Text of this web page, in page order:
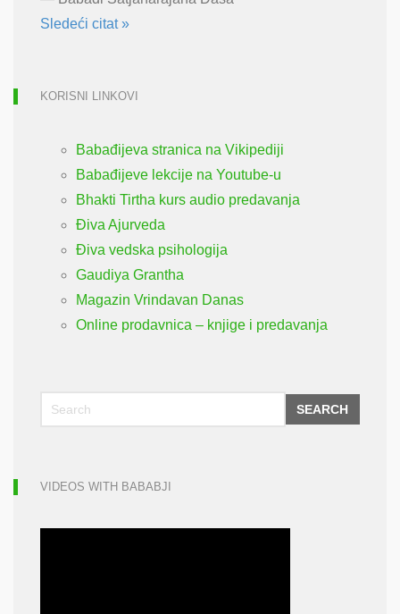
Sledeći citat »
KORISNI LINKOVI
Babađijeva stranica na Vikipediji
Babađijeve lekcije na Youtube-u
Bhakti Tirtha kurs audio predavanja
Điva Ajurveda
Điva vedska psihologija
Gaudiya Grantha
Magazin Vrindavan Danas
Online prodavnica – knjige i predavanja
SEARCH
VIDEOS WITH BABABJI